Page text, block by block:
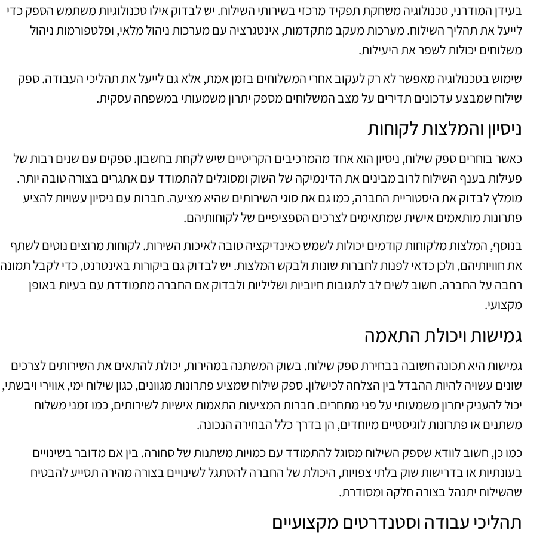
בעידן המודרני, טכנולוגיה משחקת תפקיד מרכזי בשירותי השילוח. יש לבדוק אילו טכנולוגיות משתמש הספק כדי
לייעל את תהליך השילוח. מערכות מעקב מתקדמות, אינטגרציה עם מערכות ניהול מלאי, ופלטפורמות ניהול
משלוחים יכולות לשפר את היעילות.
שימוש בטכנולוגיה מאפשר לא רק לעקוב אחרי המשלוחים בזמן אמת, אלא גם לייעל את תהליכי העבודה. ספק
שילוח שמבצע עדכונים תדירים על מצב המשלוחים מספק יתרון משמעותי במשפחה עסקית.
ניסיון והמלצות לקוחות
כאשר בוחרים ספק שילוח, ניסיון הוא אחד מהמרכיבים הקריטיים שיש לקחת בחשבון. ספקים עם שנים רבות של
פעילות בענף השילוח לרוב מבינים את הדינמיקה של השוק ומסוגלים להתמודד עם אתגרים בצורה טובה יותר.
מומלץ לבדוק את היסטוריית החברה, כמו גם את סוגי השירותים שהיא מציעה. חברות עם ניסיון עשויות להציע
פתרונות מותאמים אישית שמתאימים לצרכים הספציפיים של לקוחותיהם.
בנוסף, המלצות מלקוחות קודמים יכולות לשמש כאינדיקציה טובה לאיכות השירות. לקוחות מרוצים נוטים לשתף
את חוויותיהם, ולכן כדאי לפנות לחברות שונות ולבקש המלצות. יש לבדוק גם ביקורות באינטרנט, כדי לקבל תמונה
רחבה על החברה. חשוב לשים לב לתגובות חיוביות ושליליות ולבדוק אם החברה מתמודדת עם בעיות באופן
מקצועי.
גמישות ויכולת התאמה
גמישות היא תכונה חשובה בבחירת ספק שילוח. בשוק המשתנה במהירות, יכולת להתאים את השירותים לצרכים
שונים עשויה להיות ההבדל בין הצלחה לכישלון. ספק שילוח שמציע פתרונות מגוונים, כגון שילוח ימי, אווירי ויבשתי,
יכול להעניק יתרון משמעותי על פני מתחרים. חברות המציעות התאמות אישיות לשירותים, כמו זמני משלוח
משתנים או פתרונות לוגיסטיים מיוחדים, הן בדרך כלל הבחירה הנכונה.
כמו כן, חשוב לוודא שספק השילוח מסוגל להתמודד עם כמויות משתנות של סחורה. בין אם מדובר בשינויים
בעונתיות או בדרישות שוק בלתי צפויות, היכולת של החברה להסתגל לשינויים בצורה מהירה תסייע להבטיח
שהשילוח יתנהל בצורה חלקה ומסודרת.
תהליכי עבודה וסטנדרטים מקצועיים